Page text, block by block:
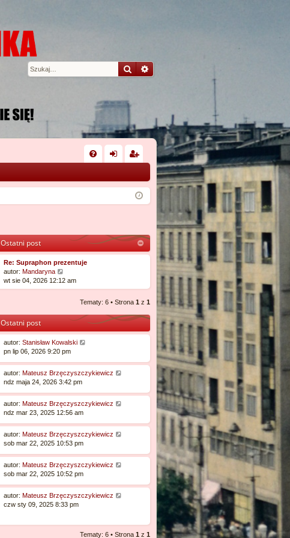
SzukajWyszukiwanie zaawansowane
Q og ej
j
Ostatni post
Re: Supraphon prezentuje
autor: Mandaryna
y
ś
e
l
n
a
j
o
s
z
y
p
o
s
wt sie 04, 2026 12:12 am
Tematy: 6 • Strona 1 z 1
Ostatni post
autor: Stanisław Kowalski
pn lip 06, 2026 9:20 pm
autor: Mateusz Brzęczyszczykiewicz
ndz maja 24, 2026 3:42 pm
autor: Mateusz Brzęczyszczykiewicz
ndz mar 23, 2025 12:56 am
autor: Mateusz Brzęczyszczykiewicz
sob mar 22, 2025 10:53 pm
autor: Mateusz Brzęczyszczykiewicz
sob mar 22, 2025 10:52 pm
autor: Mateusz Brzęczyszczykiewicz
czw sty 09, 2025 8:33 pm
Tematy: 6 • Strona 1 z 1